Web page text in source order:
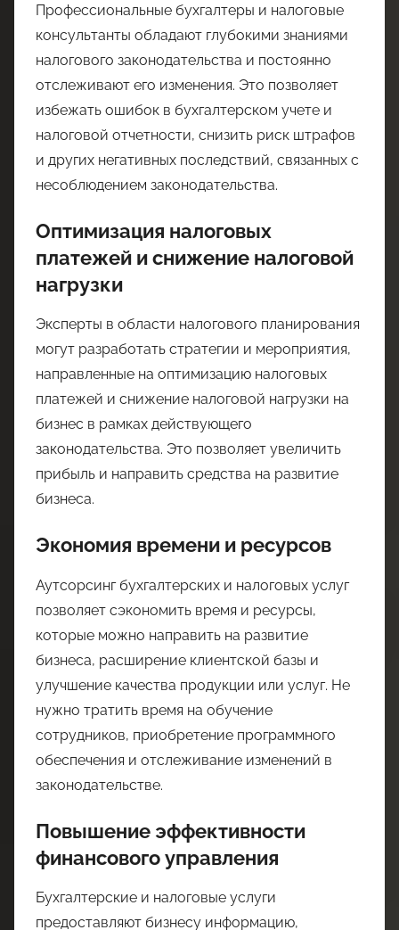
Профессиональные бухгалтеры и налоговые
консультанты обладают глубокими знаниями
налогового законодательства и постоянно
отслеживают его изменения. Это позволяет
избежать ошибок в бухгалтерском учете и
налоговой отчетности, снизить риск штрафов
и других негативных последствий, связанных с
несоблюдением законодательства.
Оптимизация налоговых
платежей и снижение налоговой
нагрузки
Эксперты в области налогового планирования
могут разработать стратегии и мероприятия,
направленные на оптимизацию налоговых
платежей и снижение налоговой нагрузки на
бизнес в рамках действующего
законодательства. Это позволяет увеличить
прибыль и направить средства на развитие
бизнеса.
Экономия времени и ресурсов
Аутсорсинг бухгалтерских и налоговых услуг
позволяет сэкономить время и ресурсы,
которые можно направить на развитие
бизнеса, расширение клиентской базы и
улучшение качества продукции или услуг. Не
нужно тратить время на обучение
сотрудников, приобретение программного
обеспечения и отслеживание изменений в
законодательстве.
Повышение эффективности
финансового управления
Бухгалтерские и налоговые услуги
предоставляют бизнесу информацию,